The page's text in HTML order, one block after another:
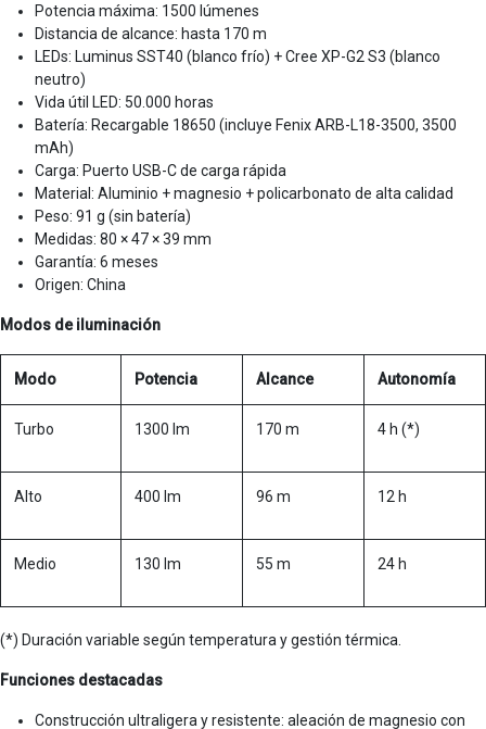
Potencia máxima: 1500 lúmenes
Distancia de alcance: hasta 170 m
LEDs: Luminus SST40 (blanco frío) + Cree XP-G2 S3 (blanco
neutro)
Vida útil LED: 50.000 horas
Batería: Recargable 18650 (incluye Fenix ARB-L18-3500, 3500
mAh)
Carga: Puerto USB-C de carga rápida
Material: Aluminio + magnesio + policarbonato de alta calidad
Peso: 91 g (sin batería)
Medidas: 80 × 47 × 39 mm
Garantía: 6 meses
Origen: China
Modos de iluminación
Modo Potencia Alcance Autonomía
Turbo 1300 lm 170 m 4 h (*)
Alto 400 lm 96 m 12 h
Medio 130 lm 55 m 24 h
(*) Duración variable según temperatura y gestión térmica.
Funciones destacadas
Construcción ultraligera y resistente: aleación de magnesio con